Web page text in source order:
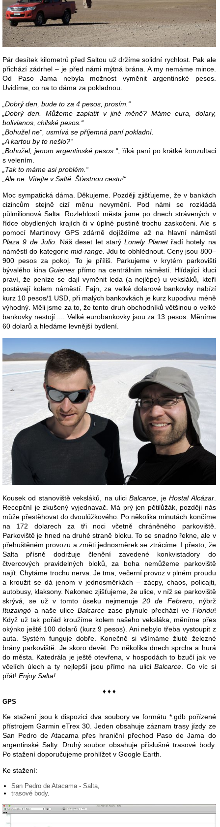
Pár desítek kilometrů před Saltou už držíme solidní rychlost. Pak ale
přichází zádrhel – je před námi mýtná brána. A my nemáme mince.
Od Paso Jama nebyla možnost vyměnit argentinské pesos.
Uvidíme, co na to dáma za pokladnou.
„Dobrý den, bude to za 4 pesos, prosím.“
„Dobrý den. Můžeme zaplatit v jiné měně? Máme eura, dolary,
bolivianos, chilské pesos.“
„Bohužel ne“, usmívá se příjemná paní pokladní.
„A kartou by to nešlo?“
„Bohužel, jenom argentinské pesos.“, říká paní po krátké konzultaci
s velením.
„Tak to máme asi problém.“
„Ale ne. Vítejte v Saltě. Šťastnou cestu!“
Moc sympatická dáma. Děkujeme. Později zjišťujeme, že v bankách
cizincům stejně cizí měnu nevymění. Pod námi se rozkládá
půlmilionová Salta. Rozlehlostí města jsme po dnech strávených v
řídce obydlených krajích či v úplné pustině trochu zaskočeni. Ale s
pomocí Martinovy GPS zdárně dojíždíme až na hlavní náměstí
Plaza 9 de Julio. Náš deset let starýLonely Planetřadí hotely na
náměstí do kategorie mid-range. Jdu to obhlédnout. Ceny jsou 800–
900 pesos za pokoj. To je příliš. Parkujeme v krytém parkovišti
bývalého kinaGuienes přímo na centrálním náměstí. Hlídající kluci
praví, že peníze se dají vyměnit leda (a nejlépe) u veksláků, kteří
postávají kolem náměstí. Fajn, za velké dolarové bankovky nabízí
kurz 10 pesos/1 USD, při malých bankovkách je kurz kupodivu méně
výhodný. Měli jsme za to, že tento druh obchodníků většinou o velké
bankovky nestojí .... Velké eurobankovky jsou za 13 pesos. Měníme
60 dolarů a hledáme levnější bydlení.
Kousek od stanoviště veksláků, na uliciBalcarce , jeHostal Alcázar.
Recepční je zkušený vyjednavač. Má prý jen pětilůžák, později nás
může přestěhovat do dvoulůžkového. Po několika minutách končíme
na 172 dolarech za tři noci včetně chráněného parkoviště.
Parkoviště je hned na druhé straně bloku. To se snadno řekne, ale v
přehuštěném provozu a změti jednosměrek se ztrácíme. I přesto, že
Salta přísně dodržuje členění zavedené konkvistadory do
čtvercových pravidelných bloků, za boha nemůžeme parkoviště
najít. Chytáme trochu nerva. Je tma, večerní provoz v plném proudu
a kroužit se dá jenom v jednosměrkách – zácpy, chaos, policajti,
autobusy, klaksony. Nakonec zjišťujeme, že ulice, v níž se parkoviště
skrývá, se už v tomto úseku nejmenuje20 de Febrero, nýbrž
Ituzaingó a naše ulice Balcarcezase plynule přechází ve Floridu!
Když už tak pořád kroužíme kolem našeho veksláka, měníme přes
okýnko ještě 100 dolarů (kurz 9 pesos). Ani nebylo třeba vystoupit z
auta. Systém funguje dobře. Konečně si všímáme žluté železné
brány parkoviště. Je skoro devět. Po několika dnech sprcha a hurá
do města. Katedrála je ještě otevřena, v hospodách to bzučí jak ve
včelích úlech a ty nejlepší jsou přímo na uliciBalcarce . Co víc si
přát! Enjoy Salta!
♦ ♦ ♦
GPS
Ke stažení jsou k dispozici dva soubory ve formátu *.gdb pořízené
přístrojem Garmin eTrex 30. Jeden obsahuje záznam trasy jízdy ze
San Pedro de Atacama přes hraniční přechod Paso de Jama do
argentinské Salty. Druhý soubor obsahuje příslušné trasové body.
Po stažení doporučujeme prohlížet v Google Earth.
Ke stažení:
San Pedro de Atacama - Salta,
trasové body.